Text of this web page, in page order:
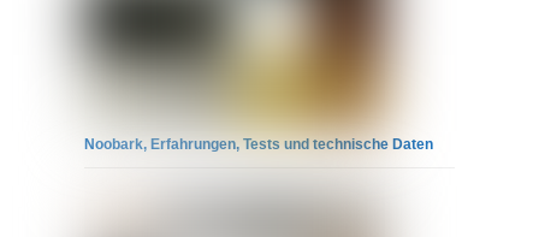
Noobark, Erfahrungen, Tests und technische Daten